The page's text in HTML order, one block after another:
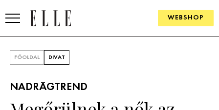
WEBSHOP
FŐOLDAL DIVAT
NADRÁGTREND